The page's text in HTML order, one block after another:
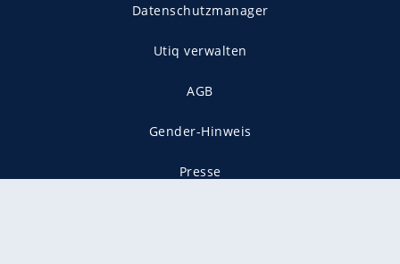
Datenschutzmanager
Utiq verwalten
AGB
Gender-Hinweis
Presse